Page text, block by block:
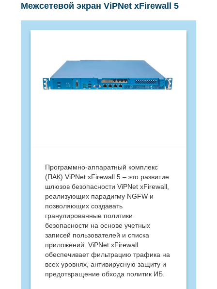
Межсетевой экран ViPNet xFirewall 5
Программно-аппаратный комплекс
(ПАК) ViPNet xFirewall 5 – это развитие
шлюзов безопасности ViPNet xFirewall,
реализующих парадигму NGFW и
позволяющих создавать
гранулированные политики
безопасности на основе учетных
записей пользователей и списка
приложений. ViPNet xFirewall
обеспечивает фильтрацию трафика на
всех уровнях, антивирусную защиту и
предотвращение обхода политик ИБ.